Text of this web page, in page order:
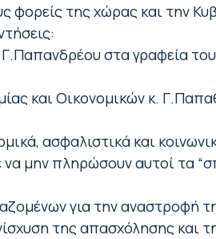
φορείς της χώρας και την
στα γραφεία
και Οικονομικών κ.
ασφαλιστικά και
να μην πληρώσουν αυτοί τα
για την αναστροφή
της απασχόλησης και